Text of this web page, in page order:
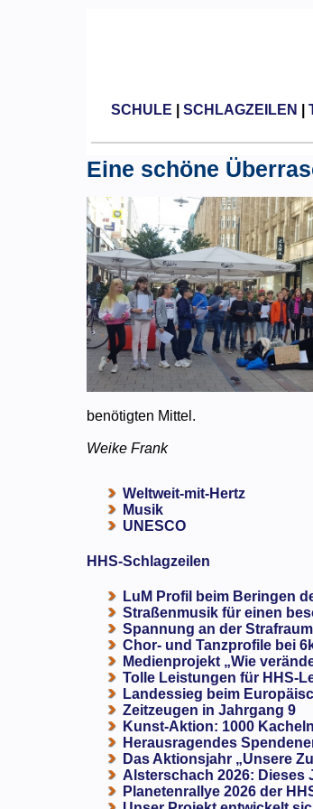
SCHULE SCHLAGZEILEN
Eine schöne
benötigten Mittel.
Weike Frank
Weltweit-mit-Hertz
Musik
UNESCO
HHS-Schlagzeilen
LuM Profil beim Beringen
Straßenmusik für einen
Spannung an der
Chor- und Tanzprofile bei
Medienprojekt „Wie
Tolle Leistungen für HHS-
Landessieg beim
Zeitzeugen in Jahrgang 9
Kunst-Aktion: 1000
Herausragendes
Das Aktionsjahr „Unsere
Alsterschach 2026: Dieses
Planetenrallye 2026 der